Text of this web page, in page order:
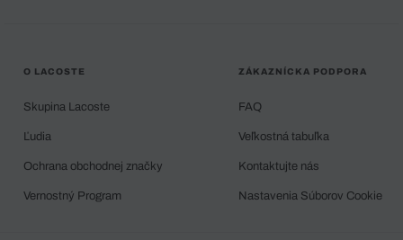
O LACOSTE
Skupina Lacoste
Ľudia
Ochrana obchodnej značky
Vernostný Program
ZÁKAZNÍCKA PODPORA
FAQ
Veľkostná tabuľka
Kontaktujte nás
Nastavenia Súborov Cookie